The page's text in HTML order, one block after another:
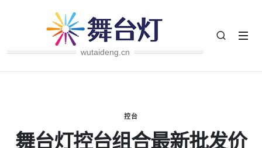
wutaideng.cn
控台
舞台灯控台组合最新批发价